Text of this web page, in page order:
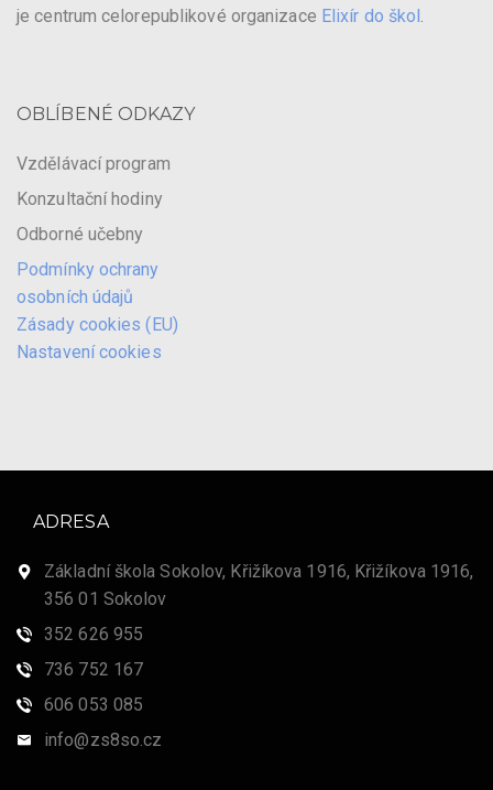
je centrum celorepublikové organizace Elixír do škol.
OBLÍBENÉ ODKAZY
Vzdělávací program
Konzultační hodiny
Odborné učebny
Podmínky ochrany
osobních údajů
Zásady cookies (EU)
Nastavení cookies
ADRESA
Základní škola Sokolov, Křižíkova 1916, Křižíkova 1916,
356 01 Sokolov
352 626 955
736 752 167
606 053 085
info@zs8so.cz